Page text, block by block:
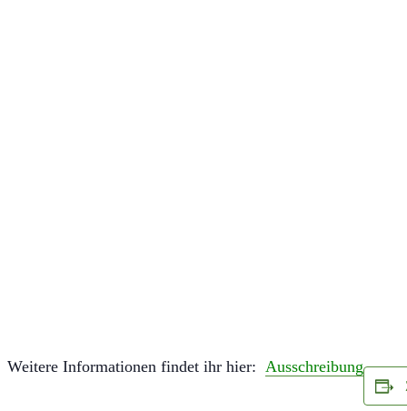
Weitere Informationen findet ihr hier: Ausschreibung